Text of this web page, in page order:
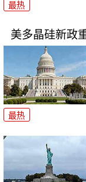
最热
美多晶硅新政
最热